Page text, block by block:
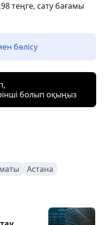
теңге, сату бағамы
бөлісу
болып оқыңыз
Астана